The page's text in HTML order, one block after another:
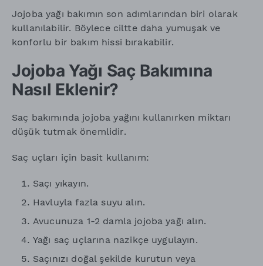
Jojoba yağı bakımın son adımlarından biri olarak
kullanılabilir. Böylece ciltte daha yumuşak ve
konforlu bir bakım hissi bırakabilir.
Jojoba Yağı Saç Bakımına
Nasıl Eklenir?
Saç bakımında jojoba yağını kullanırken miktarı
düşük tutmak önemlidir.
Saç uçları için basit kullanım:
Saçı yıkayın.
Havluyla fazla suyu alın.
Avucunuza 1-2 damla jojoba yağı alın.
Yağı saç uçlarına nazikçe uygulayın.
Saçınızı doğal şekilde kurutun veya